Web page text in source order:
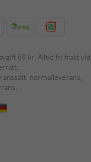
69 kr. Alltid fri frakt vid
normalleverans,